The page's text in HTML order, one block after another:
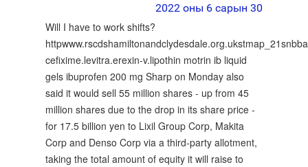
2022 оны 6 сарын 30
Will I have to work shifts?
cefixime.levitra.erexin-v.lipothin motrin ib liquid
gels ibuprofen 200 mg Sharp on Monday also
said it would sell 55 million shares - up from 45
million shares due to the drop in its share price -
for 17.5 billion yen to Lixil Group Corp, Makita
Corp and Denso Corp via a third-party allotment,
taking the total amount of equity it will raise to